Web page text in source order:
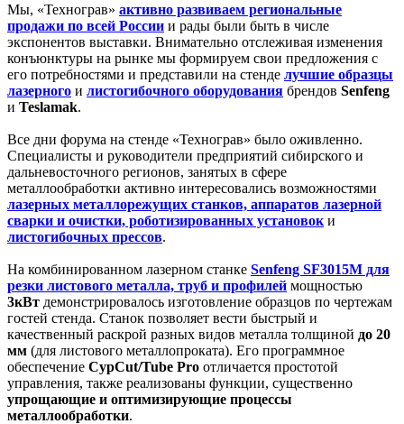
Мы, «Технограв» активно развиваем региональные
продажи по всей России и рады были быть в числе
экспонентов выставки. Внимательно отслеживая изменения
конъюнктуры на рынке мы формируем свои предложения с
его потребностями и представили на стенде лучшие образцы
лазерного и листогибочного оборудования брендов Senfeng
и Teslamak.
Все дни форума на стенде «Технограв» было оживленно.
Специалисты и руководители предприятий сибирского и
дальневосточного регионов, занятых в сфере
металлообработки активно интересовались возможностями
лазерных металлорежущих станков, аппаратов лазерной
сварки и очистки, роботизированных установок и
листогибочных прессов.
На комбинированном лазерном станке Senfeng SF3015M для
резки листового металла, труб и профилей мощностью
3кВт демонстрировалось изготовление образцов по чертежам
гостей стенда. Станок позволяет вести быстрый и
качественный раскрой разных видов металла толщиной до 20
мм (для листового металлопроката). Его программное
обеспечение CypCut/Tube Pro отличается простотой
управления, также реализованы функции, существенно
упрощающие и оптимизирующие процессы
металлообработки.